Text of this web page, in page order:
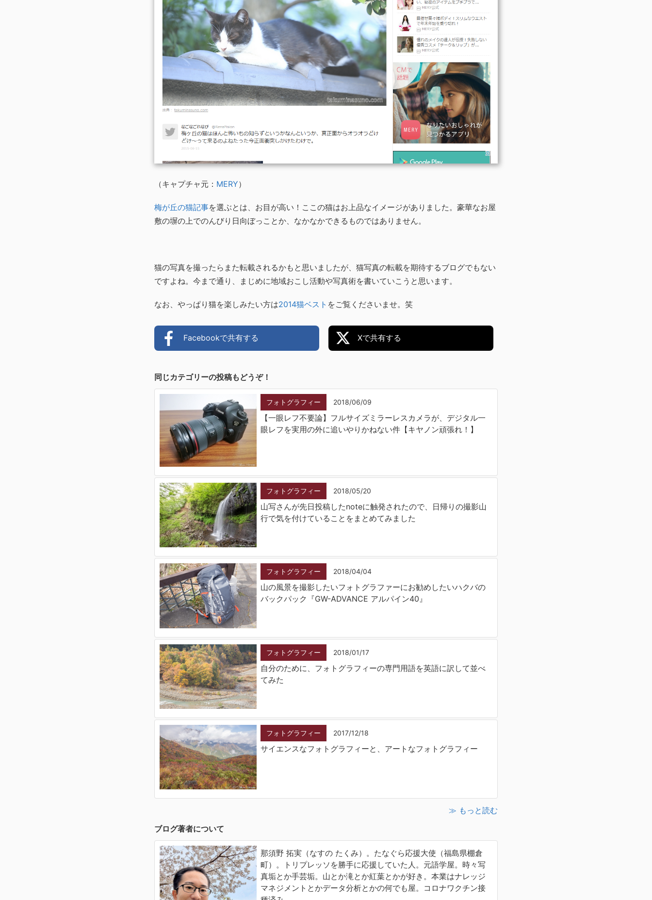
（キャプチャ元： MERY）
梅が丘の猫記事を選ぶとは、お目が高い！ここの猫はお上品なイメージがありました。豪華なお屋
敷の塀の上でのんびり日向ぼっことか、なかなかできるものではありません。
猫の写真を撮ったらまた転載されるかもと思いましたが、猫写真の転載を期待するブログでもない
ですよね。今まで通り、まじめに地域おこし活動や写真術を書いていこうと思います。
なお、やっぱり猫を楽しみたい方は2014猫ベスト をご覧くださいませ。笑
Facebookで共有する Xで共有する
同じカテゴリーの投稿もどうぞ！
フォトグラフィー 2018/06/09
【一眼レフ不要論】フルサイズミラーレスカメラが、デジタル一
眼レフを実用の外に追いやりかねない件【キヤノン頑張れ！】
フォトグラフィー 2018/05/20
山写さんが先日投稿したnoteに触発されたので、日帰りの撮影山
行で気を付けていることをまとめてみました
フォトグラフィー 2018/04/04
山の風景を撮影したいフォトグラファーにお勧めしたいハクバの
バックパック『GW-ADVANCE アルパイン40』
フォトグラフィー 2018/01/17
自分のために、フォトグラフィーの専門用語を英語に訳して並べ
てみた
フォトグラフィー 2017/12/18
サイエンスなフォトグラフィーと、アートなフォトグラフィー
≫ もっと読む
ブログ著者について
那須野 拓実（なすの たくみ）。たなぐら応援大使（福島県棚倉
町）。トリプレッソを勝手に応援していた人。元語学屋。時々写
真垢とか手芸垢。山とか滝とか紅葉とかが好き。本業はナレッジ
マネジメントとかデータ分析とかの何でも屋。コロナワクチン接